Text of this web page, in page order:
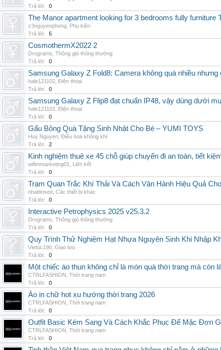
Trả lời:
0
The Manor apartment looking for 3 bedrooms fully furniture
z3nguyenphong Phụ kiện
Trả lời:
5
CosmothermX2022 2
Drograms Thông gió thông thường
Trả lời:
0
Samsung Galaxy Z Fold8: Camera không quá nhiều nhưng
hale121102 Điện thoại
Trả lời:
0
Samsung Galaxy Z Flip8 đạt chuẩn IP48, vậy dùng dưới
hale121102 Điện thoại
Trả lời:
0
Gấu Bông Quà Tặng Sinh Nhật Cho Bé – YUMI TOYS
Huy Nguyen Điều hoà không khí
Trả lời:
2
Kinh nghiệm thuê xe 45 chỗ giúp chuyến đi an toàn, tiết
wifimmarketing01
Liên kết
Trả lời:
0
Trạm Quan Trắc Khí Thải Và Cách Vận Hành Hiệu Quả
nhattinseo Các thiết bị khác
Trả lời:
0
Interactive Petrophysics 2025 v25.3.2
Drograms Thông gió thông thường
Trả lời:
0
Quy Trình Thử Nghiệm Hạt Nhựa Nguyên Sinh Khi Nhập
Vietuc190 Giao lưu
Trả lời:
0
Một chiếc áo thun không chỉ là món quà thời trang mà
CTRLFASHION Thời trang nam
Trả lời:
0
Áo in chữ hot xu hướng thời trang 2026
CTRLFASHION Thời trang nam
Trả lời:
0
Outfit Basic Kém Sang Và Cách Khắc Phục Để Mặc Đơn
CTRLFASHION Thời trang nam
Trả lời:
0